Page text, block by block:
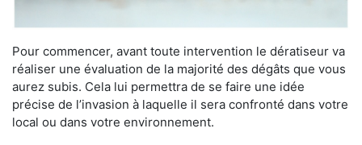
Pour commencer, avant toute intervention le dératiseur va
réaliser une évaluation de la majorité des dégâts que vous
aurez subis. Cela lui permettra de se faire une idée
précise de l’invasion à laquelle il sera confronté dans votre
local ou dans votre environnement.